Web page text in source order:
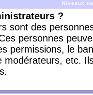
Niveaux
?
sont des
personnes
permissions, le
modérateurs, etc.